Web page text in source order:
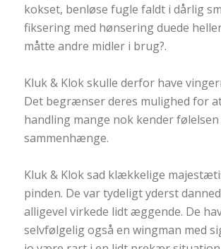
kokset, benløse fugle faldt i dårlig
fiksering med hønsering duede
måtte andre midler i brug?.
Kluk & Klok skulle derfor have
Det begrænser deres mulighed for
handling mange nok kender
sammenhænge.
Kluk & Klok sad klækkelige
pinden. De var tydeligt yderst
alligevel virkede lidt æggende. De
selvfølgelig også en wingman med